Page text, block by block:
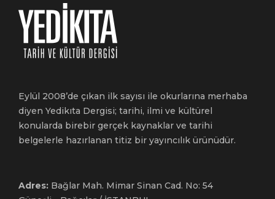
Eylül 2008’de çıkan ilk sayısı ile okurlarına merhaba
diyen Yedikıta Dergisi; tarihi, ilmi ve kültürel
konularda birebir gerçek kaynaklar ve tarihi
belgelerle hazırlanan titiz bir yayıncılık ürünüdür.
Adres: Bağlar Mah. Mimar Sinan Cad. No: 54